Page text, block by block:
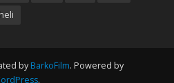
by BarkoFilm. Powered by
.